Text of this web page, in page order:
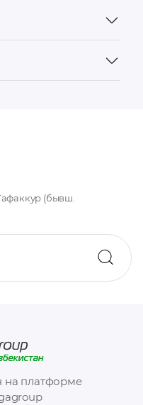
на платформе
(бывш.